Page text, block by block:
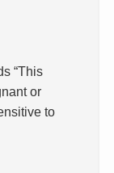
“This
or
to